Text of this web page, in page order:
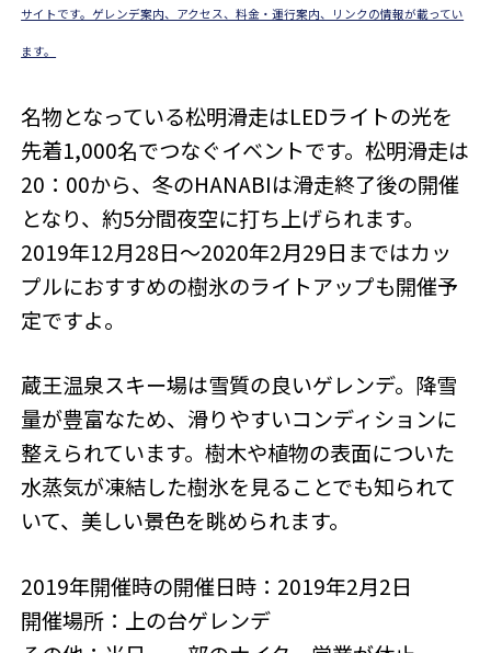
サイトです。ゲレンデ案内、アクセス、料金・運行案内、リンクの情報が載ってい
ます。
名物となっている松明滑走はLEDライトの光を
先着1,000名でつなぐイベントです。松明滑走は
20：00から、冬のHANABIは滑走終了後の開催
となり、約5分間夜空に打ち上げられます。
2019年12月28日～2020年2月29日まではカッ
プルにおすすめの樹氷のライトアップも開催予
定ですよ。
蔵王温泉スキー場は雪質の良いゲレンデ。降雪
量が豊富なため、滑りやすいコンディションに
整えられています。樹木や植物の表面についた
水蒸気が凍結した樹氷を見ることでも知られて
いて、美しい景色を眺められます。
2019年開催時の開催日時：2019年2月2日
開催場所：上の台ゲレンデ